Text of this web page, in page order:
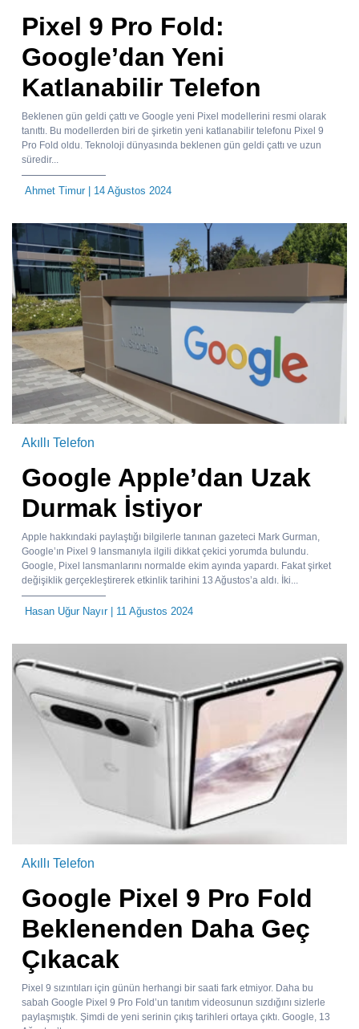
Pixel 9 Pro Fold:
Google’dan Yeni
Katlanabilir Telefon
Beklenen gün geldi çattı ve Google yeni Pixel modellerini resmi olarak
tanıttı. Bu modellerden biri de şirketin yeni katlanabilir telefonu Pixel 9
Pro Fold oldu. Teknoloji dünyasında beklenen gün geldi çattı ve uzun
süredir...
Ahmet Timur| 14 Ağustos 2024
Akıllı Telefon
Google Apple’dan Uzak
Durmak İstiyor
Apple hakkındaki paylaştığı bilgilerle tanınan gazeteci Mark Gurman,
Google’ın Pixel 9 lansmanıyla ilgili dikkat çekici yorumda bulundu.
Google, Pixel lansmanlarını normalde ekim ayında yapardı. Fakat şirket
değişiklik gerçekleştirerek etkinlik tarihini 13 Ağustos’a aldı. İki...
Hasan Uğur Nayır| 11 Ağustos 2024
Akıllı Telefon
Google Pixel 9 Pro Fold
Beklenenden Daha Geç
Çıkacak
Pixel 9 sızıntıları için günün herhangi bir saati fark etmiyor. Daha bu
sabah Google Pixel 9 Pro Fold’un tanıtım videosunun sızdığını sizlerle
paylaşmıştık. Şimdi de yeni serinin çıkış tarihleri ortaya çıktı. Google, 13